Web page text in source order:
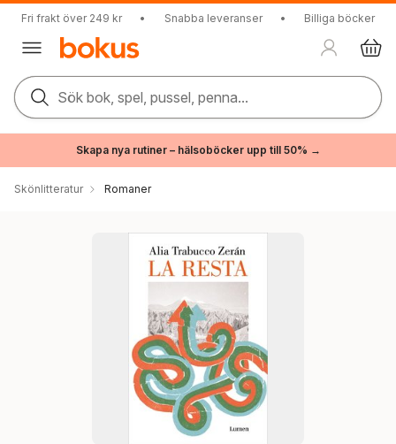
Fri frakt över 249 kr • Snabba leveranser • Billiga böcker
Sök bok, spel, pussel, penna...
Skapa nya rutiner – hälsoböcker upp till 50% →
Skönlitteratur Romaner